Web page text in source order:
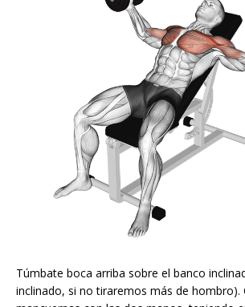
Túmbate boca arriba sobre el banco
inclinado, si no tiraremos más de hombro).